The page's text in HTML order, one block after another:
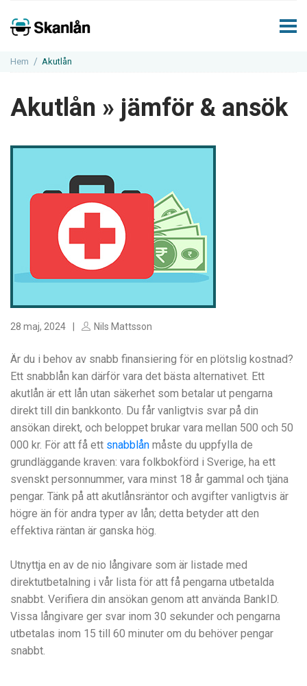
Hem Akutlån
Akutlån » jämför & ansök
28 maj, 2024 Nils Mattsson
Är du i behov av snabb finansiering för en plötslig kostnad?
Ett snabblån kan därför vara det bästa alternativet. Ett
akutlån är ett lån utan säkerhet som betalar ut pengarna
direkt till din bankkonto. Du får vanligtvis svar på din
ansökan direkt, och beloppet brukar vara mellan 500 och 50
000 kr. För att få ett snabblån måste du uppfylla de
grundläggande kraven: vara folkbokförd i Sverige, ha ett
svenskt personnummer, vara minst 18 år gammal och tjäna
pengar. Tänk på att akutlånsräntor och avgifter vanligtvis är
högre än för andra typer av lån; detta betyder att den
effektiva räntan är ganska hög.
Utnyttja en av de nio långivare som är listade med
direktutbetalning i vår lista för att få pengarna utbetalda
snabbt. Verifiera din ansökan genom att använda BankID.
Vissa långivare ger svar inom 30 sekunder och pengarna
utbetalas inom 15 till 60 minuter om du behöver pengar
snabbt.